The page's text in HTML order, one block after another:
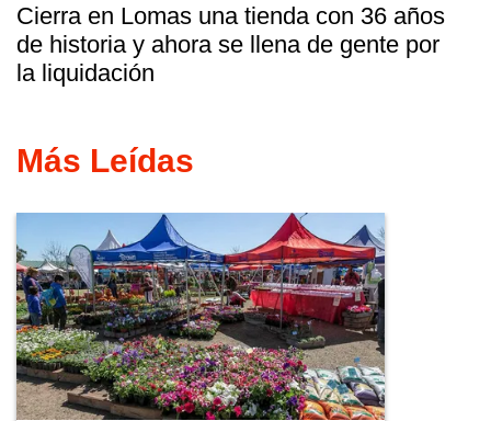
Cierra en Lomas una tienda con 36 años
de historia y ahora se llena de gente por
la liquidación
Más Leídas